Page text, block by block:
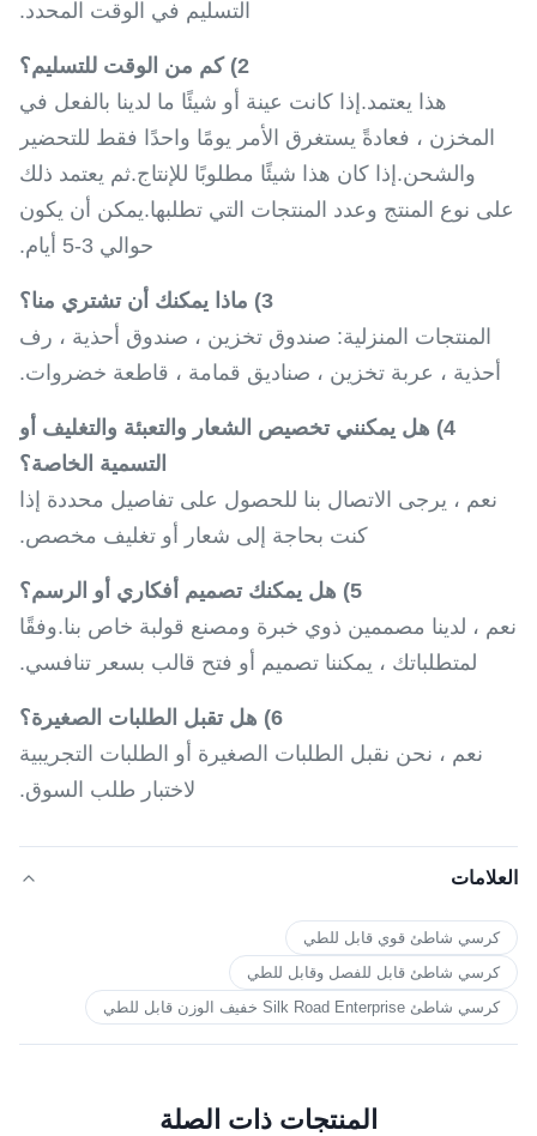
التسليم في الوقت المحدد.
2) كم من الوقت للتسليم؟
هذا يعتمد.إذا كانت عينة أو شيئًا ما لدينا بالفعل في
المخزن ، فعادةً يستغرق الأمر يومًا واحدًا فقط للتحضير
والشحن.إذا كان هذا شيئًا مطلوبًا للإنتاج.ثم يعتمد ذلك
على نوع المنتج وعدد المنتجات التي تطلبها.يمكن أن يكون
حوالي 3-5 أيام.
3) ماذا يمكنك أن تشتري منا؟
المنتجات المنزلية: صندوق تخزين ، صندوق أحذية ، رف
أحذية ، عربة تخزين ، صناديق قمامة ، قاطعة خضروات.
4) هل يمكنني تخصيص الشعار والتعبئة والتغليف أو
التسمية الخاصة؟
نعم ، يرجى الاتصال بنا للحصول على تفاصيل محددة إذا
كنت بحاجة إلى شعار أو تغليف مخصص.
5) هل يمكنك تصميم أفكاري أو الرسم؟
نعم ، لدينا مصممين ذوي خبرة ومصنع قولبة خاص بنا.وفقًا
لمتطلباتك ، يمكننا تصميم أو فتح قالب بسعر تنافسي.
6) هل تقبل الطلبات الصغيرة؟
نعم ، نحن نقبل الطلبات الصغيرة أو الطلبات التجريبية
لاختبار طلب السوق.
العلامات
كرسي شاطئ قوي قابل للطي
كرسي شاطئ قابل للفصل وقابل للطي
كرسي شاطئ Silk Road Enterprise خفيف الوزن قابل للطي
المنتجات ذات الصلة